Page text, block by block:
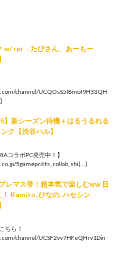
w/ rpr→たぴさん、あーもー
channel/UCQOsS5I8mof9H33QH
】新シーズン待機＋はるうるれる
ク【渋谷ハル】
コラボPC発売中！】
5gamepc/cts_collab_shi[…]
レマス帯！超本気で楽しむww 目
Kamito, ひなの, ハセシン
ちら！
channel/UCSF2vv7HFeQHrv1Din